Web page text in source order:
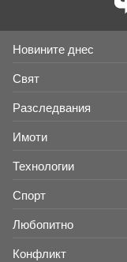
Новините днес
Свят
Разследвания
Имоти
Технологии
Спорт
Любопитно
Конфликт